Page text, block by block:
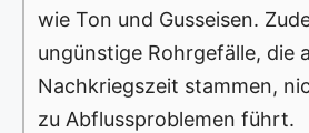
wie Ton und Gusseisen.
ungünstige Rohrgefälle, die
Nachkriegszeit stammen,
zu Abflussproblemen führt.